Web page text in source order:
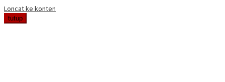
Loncat ke konten
tutup